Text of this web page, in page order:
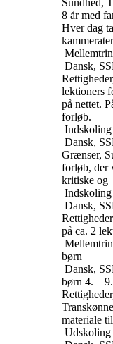
Sundhed,
8 år med
Hver dag
Mellemtrin
Dansk,
lektioners
på nettet.
forløb.
Indskoling
Dansk,
Grænser,
forløb, der
kritiske og
Indskoling
Dansk,
på ca. 2
Mellemtrin
børn
Dansk,
børn 4. –
materiale
Udskoling